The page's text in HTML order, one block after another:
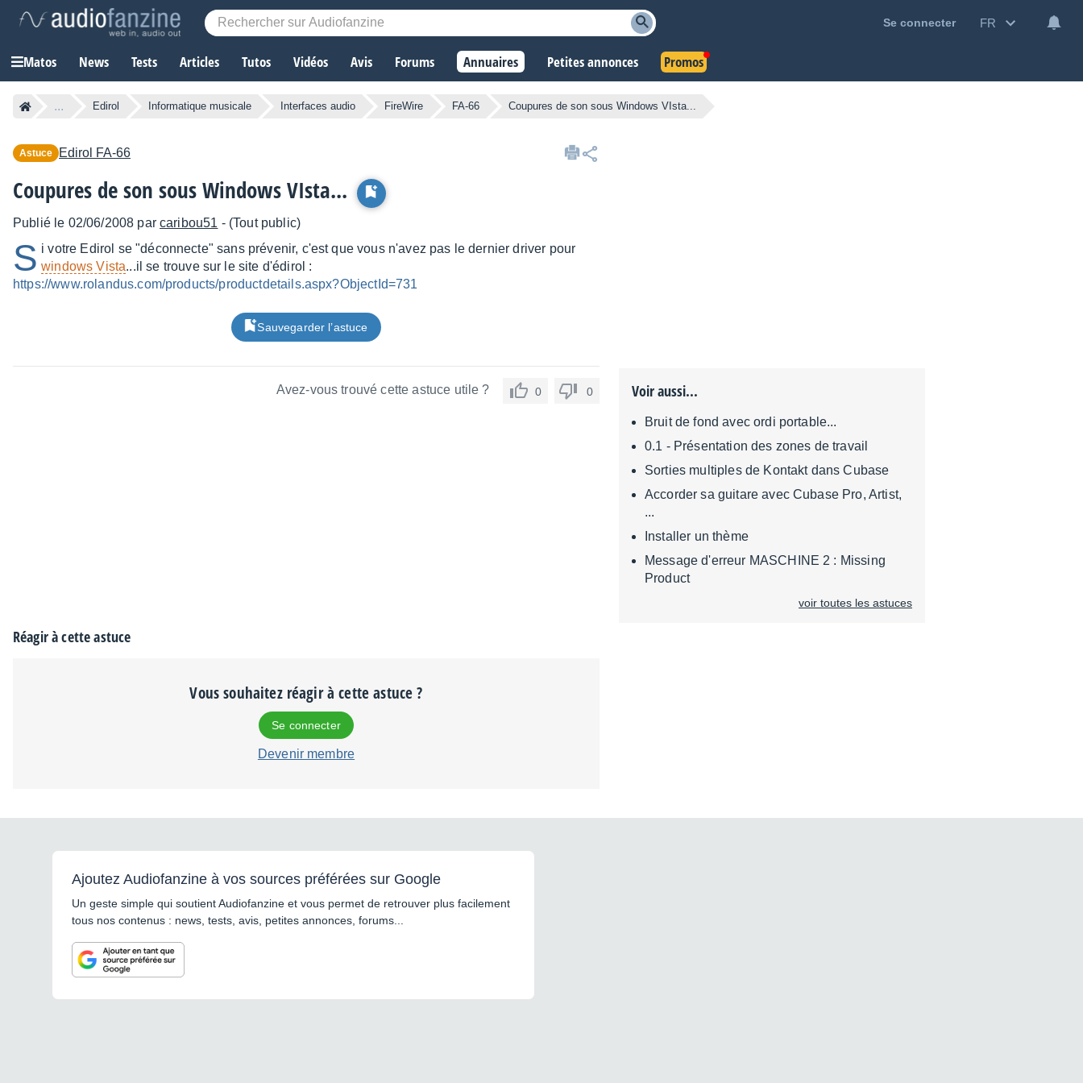
Se connecter FR
Matos News Tests Articles Tutos Vidéos Avis Forums Annuaires Petites annonces Promos
... Edirol Informatique musicale Interfaces audio FireWire FA-66 Coupures de son sous Windows VIsta...
Astuce Edirol FA-66
Coupures de son sous Windows VIsta...
Publié le 02/06/2008 parcaribou51 - (Tout public)
S i votre Edirol se "déconnecte" sans prévenir, c'est que vous n'avez pas le dernier driver pour
windows Vista...il se trouve sur le site d'édirol :
https://www.rolandus.com/products/productdetails.aspx?ObjectId=731
Sauvegarder l’astuce
Avez-vous trouvé cette astuce utile ? 0 0
Réagir à cette astuce
Vous souhaitez réagir à cette astuce ?
Se connecter
Devenir membre
Voir aussi...
Bruit de fond avec ordi portable...
0.1 - Présentation des zones de travail
Sorties multiples de Kontakt dans Cubase
Accorder sa guitare avec Cubase Pro, Artist,
...
Installer un thème
Message d'erreur MASCHINE 2 : Missing
Product
voir toutes les astuces
Ajoutez Audiofanzine à vos sources préférées sur Google
Un geste simple qui soutient Audiofanzine et vous permet de retrouver plus facilement
tous nos contenus : news, tests, avis, petites annonces, forums...